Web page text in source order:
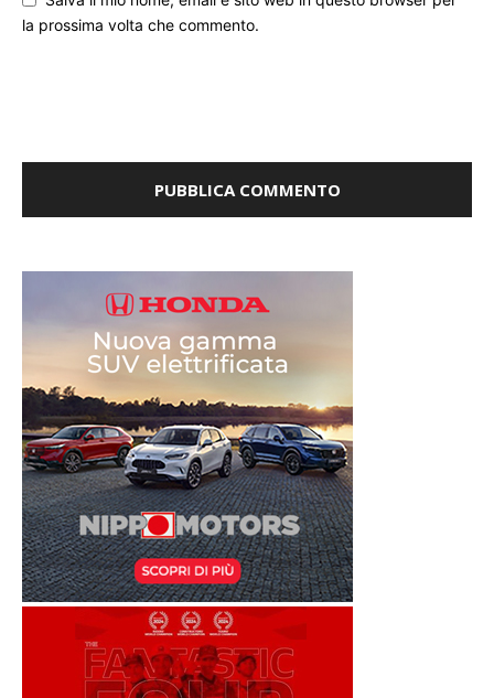
la prossima volta che commento.